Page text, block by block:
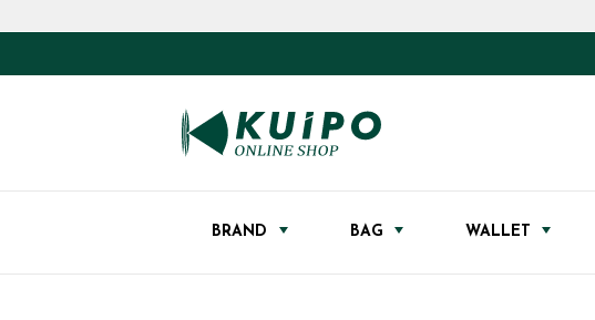
BRAND BAG WALLET